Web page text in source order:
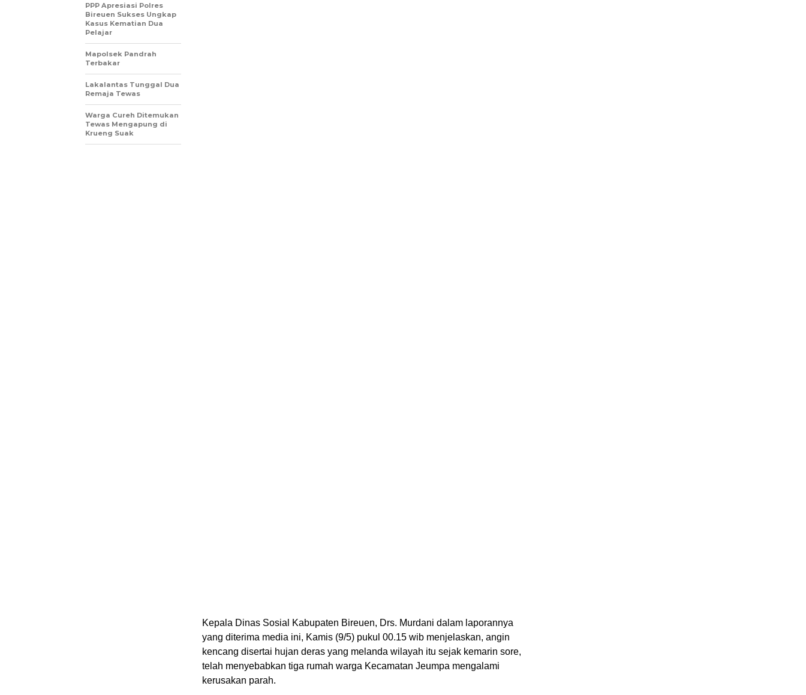
Kepala Dinas Sosial Kabupaten Bireuen, Drs. Murdani dalam laporannya
yang diterima media ini, Kamis (9/5) pukul 00.15 wib menjelaskan, angin
kencang disertai hujan deras yang melanda wilayah itu sejak kemarin sore,
telah menyebabkan tiga rumah warga Kecamatan Jeumpa mengalami
kerusakan parah.
PPP Apresiasi Polres
Bireuen Sukses Ungkap
Kasus Kematian Dua
Pelajar
Mapolsek Pandrah
Terbakar
Lakalantas Tunggal Dua
Remaja Tewas
Warga Cureh Ditemukan
Tewas Mengapung di
Krueng Suak